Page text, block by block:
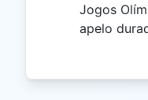
Jogos
apelo